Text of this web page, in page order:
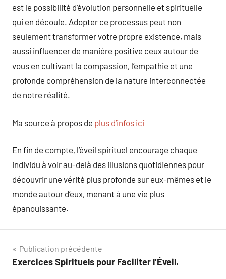
est le possibilité d’évolution personnelle et spirituelle
qui en découle. Adopter ce processus peut non
seulement transformer votre propre existence, mais
aussi influencer de manière positive ceux autour de
vous en cultivant la compassion, l’empathie et une
profonde compréhension de la nature interconnectée
de notre réalité.
Ma source à propos de plus d’infos ici
En fin de compte, l’éveil spirituel encourage chaque
individu à voir au-delà des illusions quotidiennes pour
découvrir une vérité plus profonde sur eux-mêmes et le
monde autour d’eux, menant à une vie plus
épanouissante.
Navigation
de
Publication précédente
Exercices Spirituels pour Faciliter l’Éveil.